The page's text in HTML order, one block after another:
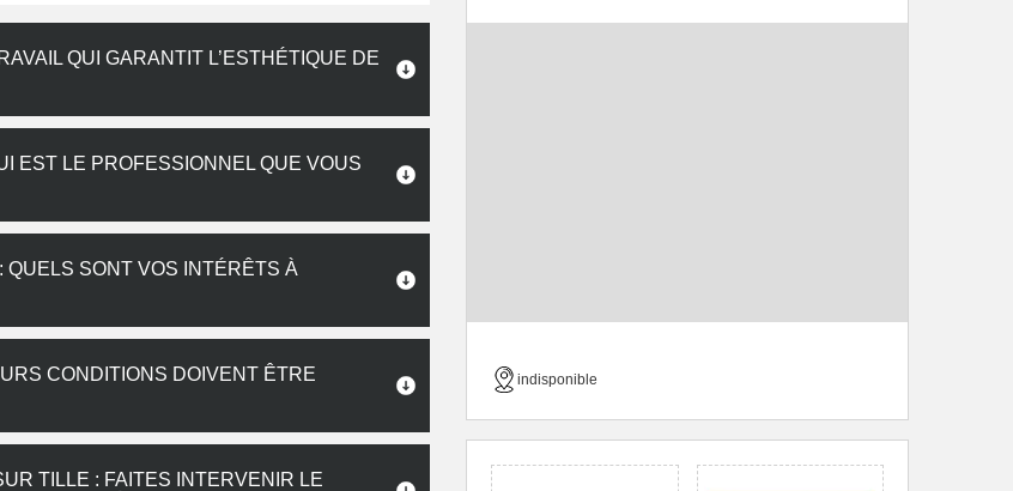
QUI GARANTIT L’ESTHÉTIQUE DE
EST LE PROFESSIONNEL QUE VOUS
QUELS SONT VOS INTÉRÊTS À
CONDITIONS DOIVENT ÊTRE
TILLE : FAITES INTERVENIR LE
indisponible